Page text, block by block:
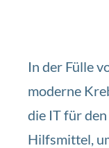
In der Fülle
moderne
die IT für
Hilfsmittel,